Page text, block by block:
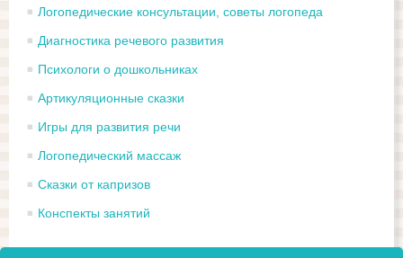
Логопедические консультации, советы логопеда
Диагностика речевого развития
Психологи о дошкольниках
Артикуляционные сказки
Игры для развития речи
Логопедический массаж
Сказки от капризов
Конспекты занятий